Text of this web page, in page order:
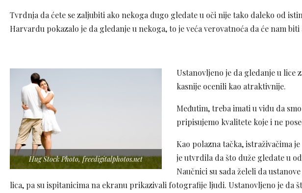
Tvrdnja da ćete se zaljubiti ako nekoga dugo gledate u oči nije tako daleko od
Harvardu pokazalo je da gledanje u nekoga, to je veća verovatnoća da će nam
Hug Stock Photo, freedigitalphotos.net
Ustanovljeno je da gledanje u lice
kasnije ocenili kao atraktivnije.
Međutim, treba imati u vidu da
pripisujemo kvalitete koje i ne
Kao polazna tačka, istraživačima
je utvrdila da što duže gledate u
Naučnici su sada želeli da
lica, pa su ispitanicima na ekranu prikazivali fotografije ljudi. Ustanovljeno je da